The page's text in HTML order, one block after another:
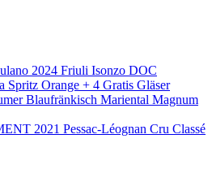
2024 Friuli Isonzo DOC
Spritz Orange + 4 Gratis Gläser
Blaufränkisch Mariental Magnum
2021 Pessac-Léognan Cru Classé